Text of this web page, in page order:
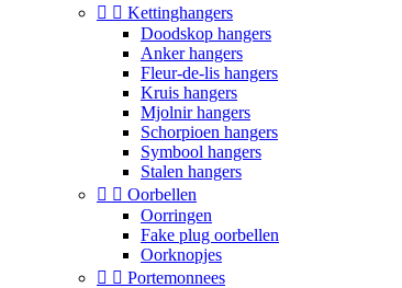
  Kettinghangers
Doodskop hangers
Anker hangers
Fleur-de-lis hangers
Kruis hangers
Mjolnir hangers
Schorpioen hangers
Symbool hangers
Stalen hangers
  Oorbellen
Oorringen
Fake plug oorbellen
Oorknopjes
  Portemonnees